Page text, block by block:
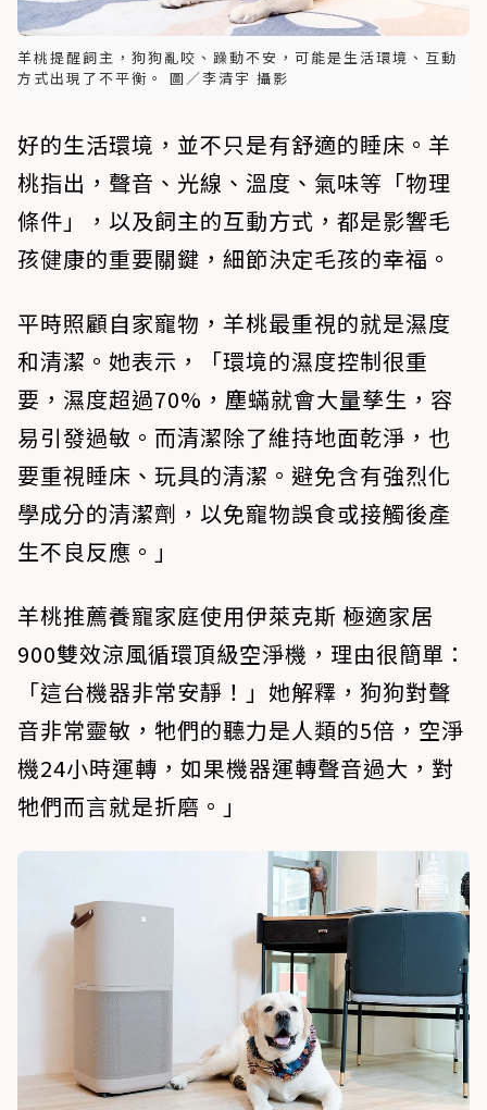
羊桃提醒飼主，狗狗亂咬、躁動不安，可能是生活環境、互動
方式出現了不平衡。 圖／李清宇 攝影
好的生活環境，並不只是有舒適的睡床。羊
桃指出，聲音、光線、溫度、氣味等「物理
條件」，以及飼主的互動方式，都是影響毛
孩健康的重要關鍵，細節決定毛孩的幸福。
平時照顧自家寵物，羊桃最重視的就是濕度
和清潔。她表示，「環境的濕度控制很重
要，濕度超過70%，塵蟎就會大量孳生，容
易引發過敏。而清潔除了維持地面乾淨，也
要重視睡床、玩具的清潔。避免含有強烈化
學成分的清潔劑，以免寵物誤食或接觸後產
生不良反應。」
羊桃推薦養寵家庭使用伊萊克斯 極適家居
900雙效涼風循環頂級空淨機，理由很簡單：
「這台機器非常安靜！」她解釋，狗狗對聲
音非常靈敏，牠們的聽力是人類的5倍，空淨
機24小時運轉，如果機器運轉聲音過大，對
牠們而言就是折磨。」